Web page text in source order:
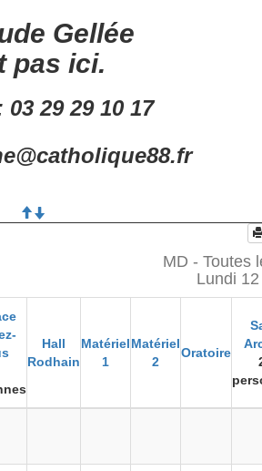
Gellée
pas ici.
29 29 10 17
Hall
Rodhain
Matériel
1
Matériel
2
Oratoire
MD - Toutes
Lundi